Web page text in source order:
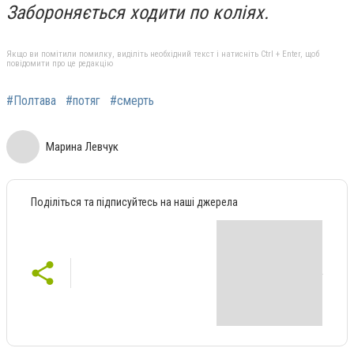
Забороняється ходити по коліях.
Якщо ви помітили помилку, виділіть необхідний текст і натисніть Ctrl + Enter, щоб
повідомити про це редакцію
#Полтава #потяг #смерть
Марина Левчук
Поділіться та підписуйтесь на наші джерела